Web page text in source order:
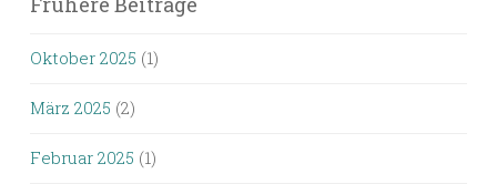
Oktober 2025 (1)
März 2025 (2)
Februar 2025 (1)